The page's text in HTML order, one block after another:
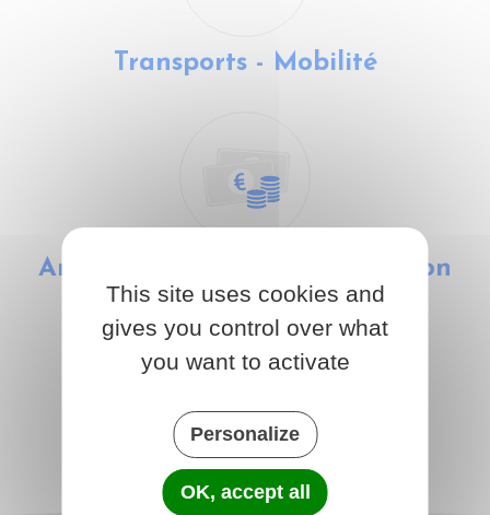
Transports - Mobilité
Argent - Impôts - Consommation
Justice
This site uses cookies and
gives you control over what
you want to activate
Personalize
OK, accept all